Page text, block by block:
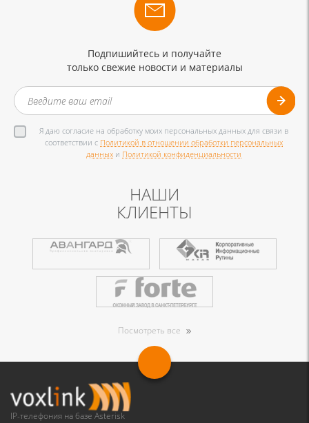
Подпишийтесь и получайте
только свежие новости и материалы
Я даю согласие на обработку моих персональных данных для связи в
соответствии с Политикой в отношении обработки персональных
данных и Политикой конфиденциальности
НАШИ
КЛИЕНТЫ
Посмотреть все
IP-телефония на базе Asterisk